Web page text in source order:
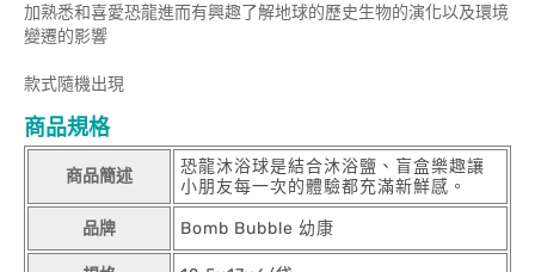
加熟悉和喜愛恐龍進而有興趣了解地球的歷史生物的演化以及環境
變遷的影響
款式隨機出現
商品規格
商品簡述
恐龍沐浴球是結合沐浴鹽、盲盒樂趣讓
小朋友每一次的體驗都充滿新鮮感。
品牌 Bomb Bubble 幼康